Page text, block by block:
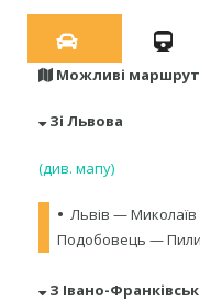
Можливі
Зі Львова
(див. мапу)
• Львів —
Подобовець —
З Івано-